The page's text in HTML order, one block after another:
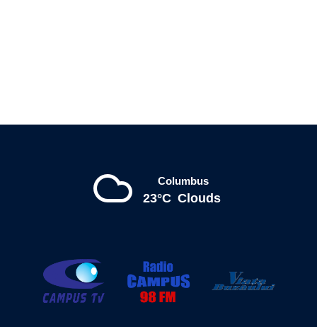
Columbus
23°C Clouds